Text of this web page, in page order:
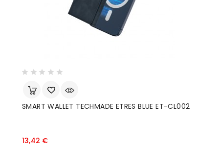
SMART WALLET TECHMADE ETRES BLUE ET-CL002
13,42 €Prezzo